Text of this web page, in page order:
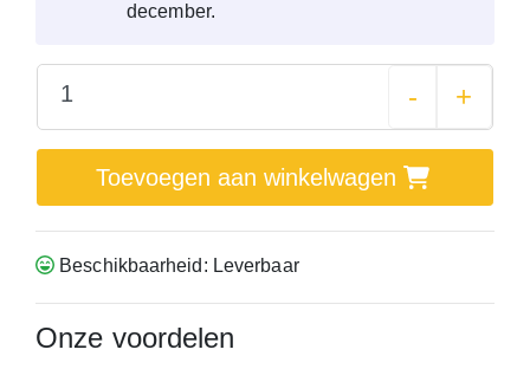
december.
- +
Toevoegen aan winkelwagen
Beschikbaarheid: Leverbaar
Onze voordelen